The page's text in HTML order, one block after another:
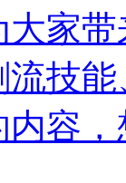
家
技
容